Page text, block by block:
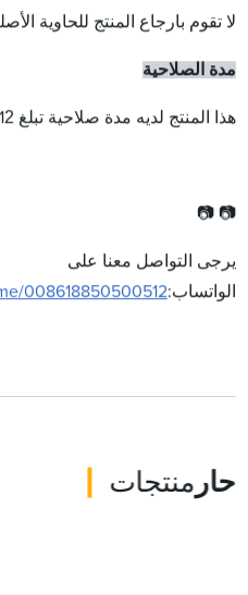
لا تقوم بارجاع المنتج للحاوية
مدة الصلاحية
هذا المنتج لديه مدة صلاحية تبلغ 1 2
📷 📷
يرجى التواصل معنا على
الواتساب:008618850500512
حار منتجات